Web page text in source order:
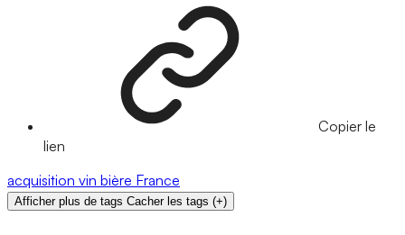
Copier le
lien
acquisition vin bière France
Afficher plus de tags Cacher les tags (+)